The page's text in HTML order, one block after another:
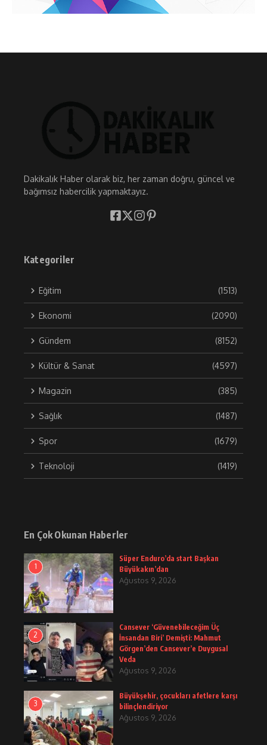
Dakikalık Haber olarak biz, her zaman doğru, güncel ve
bağımsız habercilik yapmaktayız.
Kategoriler
Eğitim (1513)
Ekonomi (2090)
Gündem (8152)
Kültür & Sanat (4597)
Magazin (385)
Sağlık (1487)
Spor (1679)
Teknoloji (1419)
En Çok Okunan Haberler
1
Süper Enduro’da start Başkan
Büyükakın’dan
Ağustos 9, 2026
2
Cansever ‘Güvenebileceğim Üç
İnsandan Biri’ Demişti: Mahmut
Görgen’den Cansever’e Duygusal
Veda
Ağustos 9, 2026
3
Büyükşehir, çocukları afetlere karşı
bilinçlendiriyor
Ağustos 9, 2026